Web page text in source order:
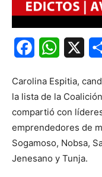
Facebook
Carolina Espitia,
la lista de la
compartió con
emprendedores de
Sogamoso, Nobsa,
Jenesano y Tunja.